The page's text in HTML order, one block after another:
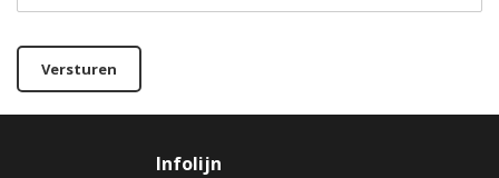
Versturen
Infolijn